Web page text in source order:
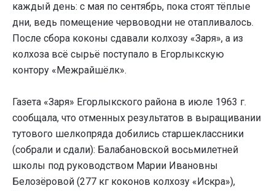
каждый день: с мая по сентябрь, пока стоят тёплые
дни, ведь помещение червоводни не отапливалось.
После сбора коконы сдавали колхозу «Заря», а из
колхоза всё сырьё поступало в Егорлыкскую
контору «Межрайшёлк».
Газета «Заря» Егорлыкского района в июле 1963 г.
сообщала, что отменных результатов в выращивании
тутового шелкопряда добились старшеклассники
(собрали и сдали): Балабановской восьмилетней
школы под руководством Марии Ивановны
Белозёровой (277 кг коконов колхозу «Искра»),